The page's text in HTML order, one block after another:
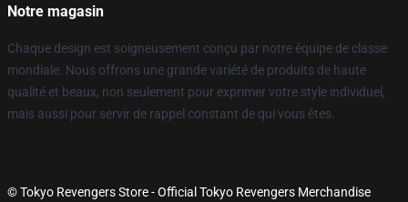
Notre magasin
Chaque design est soigneusement conçu par notre équipe de classe
mondiale. Nous offrons une grande variété de produits de haute
qualité et beaux, non seulement pour exprimer votre style individuel,
mais aussi pour servir de rappel constant de qui vous êtes.
© Tokyo Revengers Store - Official Tokyo Revengers Merchandise